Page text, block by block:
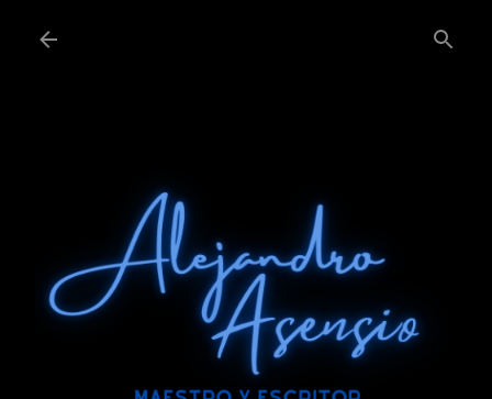
Ir al contenido principal